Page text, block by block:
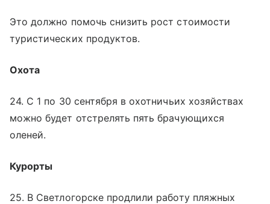
Это должно помочь снизить рост стоимости
туристических продуктов.
Охота
24. С 1 по 30 сентября в охотничьих хозяйствах
можно будет отстрелять пять брачующихся
оленей.
Курорты
25. В Светлогорске продлили работу пляжных